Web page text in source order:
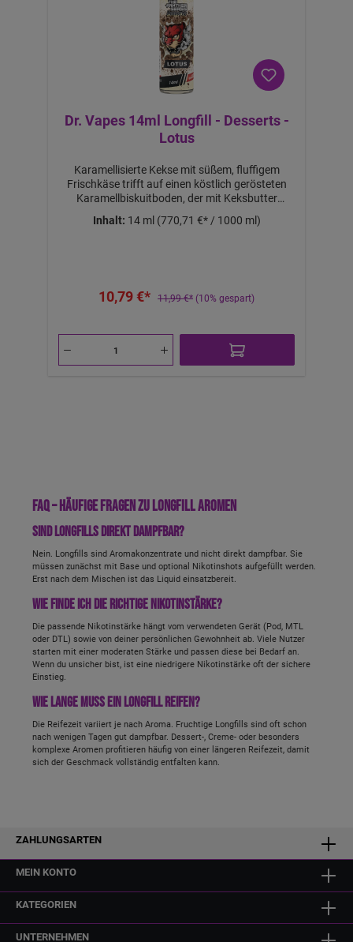
Dr. Vapes 14ml Longfill - Desserts -
Lotus
Karamellisierte Kekse mit süßem, fluffigem
Frischkäse trifft auf einen köstlich gerösteten
Karamellbiskuitboden, der mit Keksbutter
beträufelt wird. Achtung! Es handelt sich um ein
60ml Longfill Aroma! Mit 46ml Base auffüllen,
um 60ml mit 6mg Nikotin Liquid zu
Inhalt: 14 ml (770,71 €* / 1000 ml)
10,79 €* 11,99 €* (10% gespart)
FAQ – häufige Fragen zu Longfill Aromen
Sind Longfills direkt dampfbar?
Nein. Longfills sind Aromakonzentrate und nicht direkt dampfbar. Sie
müssen zunächst mit Base und optional Nikotinshots aufgefüllt werden.
Erst nach dem Mischen ist das Liquid einsatzbereit.
Wie finde ich die richtige Nikotinstärke?
Die passende Nikotinstärke hängt vom verwendeten Gerät (Pod, MTL
oder DTL) sowie von deiner persönlichen Gewohnheit ab. Viele Nutzer
starten mit einer moderaten Stärke und passen diese bei Bedarf an.
Wenn du unsicher bist, ist eine niedrigere Nikotinstärke oft der sichere
Einstieg.
Wie lange muss ein Longfill reifen?
Die Reifezeit variiert je nach Aroma. Fruchtige Longfills sind oft schon
nach wenigen Tagen gut dampfbar. Dessert-, Creme- oder besonders
komplexe Aromen profitieren häufig von einer längeren Reifezeit, damit
sich der Geschmack vollständig entfalten kann.
ZAHLUNGSARTEN
MEIN KONTO
KATEGORIEN
UNTERNEHMEN